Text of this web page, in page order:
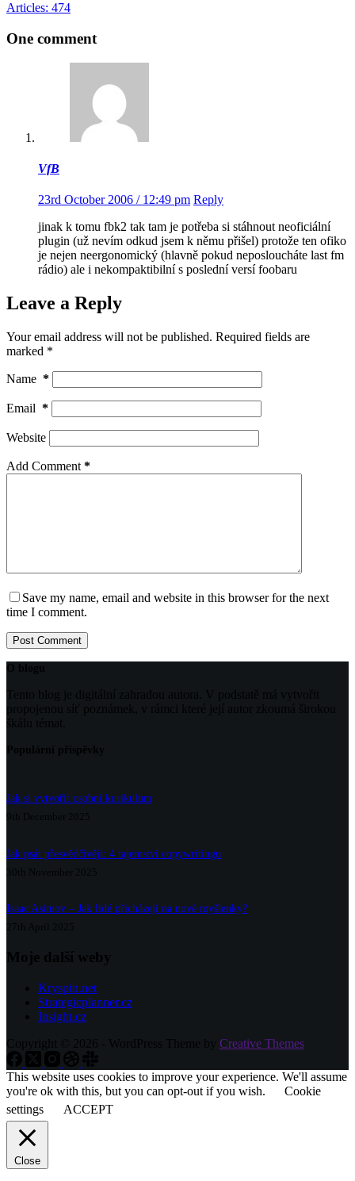
Articles: 474
One comment
VfB
23rd October 2006 / 12:49 pm Reply
jinak k tomu fbk2 tak tam je potřeba si stáhnout neoficiální
plugin (už nevím odkud jsem k němu přišel) protože ten ofiko
je nejen neergonomický (hlavně pokud neposloucháte last fm
rádio) ale i nekompaktibilní s poslední versí foobaru
Leave a Reply
Your email address will not be published. Required fields are
marked *
Name *
Email *
Website
Add Comment *
Save my name, email and website in this browser for the next
time I comment.
Post Comment
O blogu
Tento blog je digitální zahradou autora. V podstatě má vytvořit
propojenou síť poznámek, v rámci které její autor zkoumá širokou
škálu témat.
Populární příspěvky
Jak si vytvořit osobní kurikulum
9th December 2025
Jak psát přesvědčivěji: 4 tajemství copywritingu
30th November 2025
Isaac Asimov – Jak lidé přicházejí na nové myšlenky?
27th April 2025
Moje další weby
Kryspin.net
Strategicplanner.cz
Insight.cz
Copyright © 2026 - WordPress Theme by Creative Themes
This website uses cookies to improve your experience. We'll assume
you're ok with this, but you can opt-out if you wish.
Cookie
settings
ACCEPT
Close